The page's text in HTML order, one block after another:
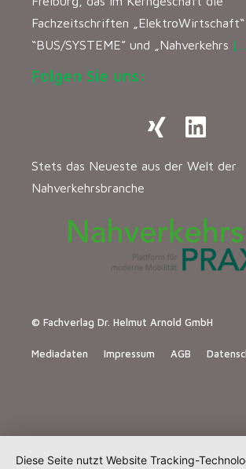
Fachzeitschriften „ElektroWirtschaft“
“BUS/SYSTEME” und „Nahverkehrs
Folgen Sie uns:
Stets das Neueste aus der Welt der
Nahverkehrsbranche
© Fachverlag Dr. Helmut Arnold GmbH
Mediadaten Impressum AGB
Diese Seite nutzt Website Tracking-